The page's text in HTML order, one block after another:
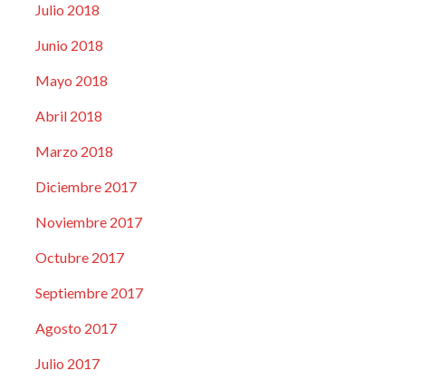
Julio 2018
Junio 2018
Mayo 2018
Abril 2018
Marzo 2018
Diciembre 2017
Noviembre 2017
Octubre 2017
Septiembre 2017
Agosto 2017
Julio 2017